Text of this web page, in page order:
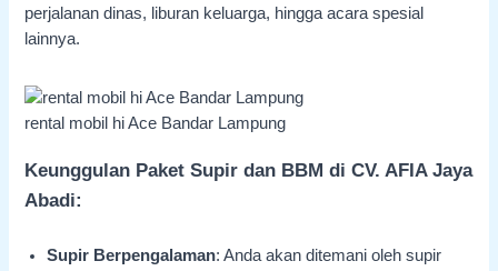
perjalanan dinas, liburan keluarga, hingga acara spesial
lainnya.
rental mobil hi Ace Bandar Lampung
Keunggulan Paket Supir dan BBM di CV. AFIA Jaya
Abadi:
Supir Berpengalaman: Anda akan ditemani oleh supir